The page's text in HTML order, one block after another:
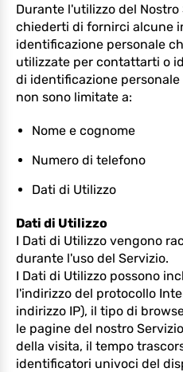
Durante l'utilizzo del
chiederti di fornirci alcune
identificazione personale
utilizzate per contattarti o
di identificazione
non sono limitate a:
Nome e cognome
Numero di telefono
Dati di Utilizzo
Dati di Utilizzo
I Dati di Utilizzo vengono
durante l'uso del Servizio.
I Dati di Utilizzo possono
l'indirizzo del protocollo
indirizzo IP), il tipo di
le pagine del nostro
della visita, il tempo
identificatori univoci del